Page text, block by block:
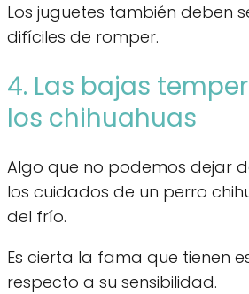
Los juguetes también deben
difíciles de romper.
4. Las bajas
los chihuahuas
Algo que no podemos dejar
los cuidados de un perro
del frío.
Es cierta la fama que tienen
respecto a su sensibilidad.